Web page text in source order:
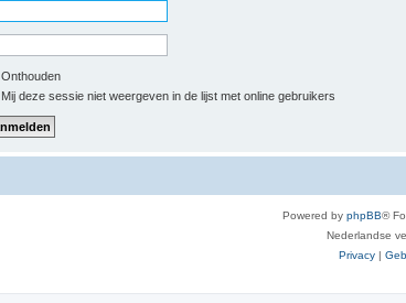
Onthouden
Mij deze sessie niet weergeven in de lijst met online gebruikers
Powered by phpBB®
Nederlandse
Privacy